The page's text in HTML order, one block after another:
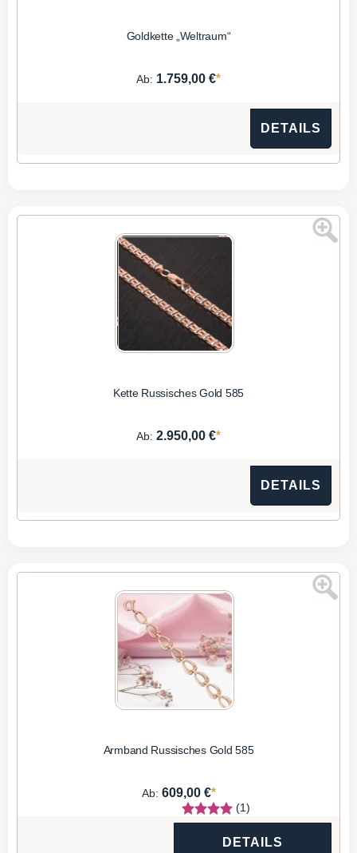
Goldkette „Weltraum“
Ab: 1.759,00 €*
DETAILS
Kette Russisches Gold 585
Ab: 2.950,00 €*
DETAILS
Armband Russisches Gold 585
Ab: 609,00 €*
(1)
DETAILS